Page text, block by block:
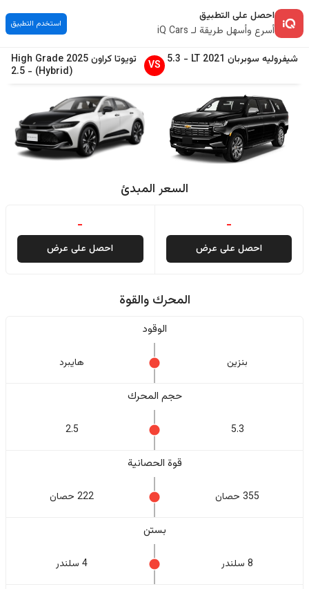
احصل على التطبيق
أسرع وأسهل طريقة لـ iQ Cars
استخدم التطبيق
شيفروليه سوبربان 2021
LT
-
5.3
VS تويوتاكراون2025
High Grade
(Hybrid)
-
2.5
السعر المبدئ
-
احصل على عرض
-
احصل على عرض
المحرك والقوة
الوقود
بنزين هايبرد
حجم المحرك
5.3
2.5
قوة الحصانية
355 حصان 222 حصان
بستن
8 سلندر 4 سلندر